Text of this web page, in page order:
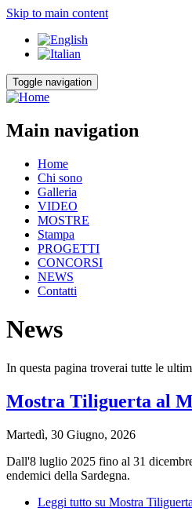
Skip to main content
Toggle navigation
Main navigation
Home
Chi sono
Galleria
VIDEO
MOSTRE
Stampa
PROGETTI
CONCORSI
NEWS
Contatti
News
In questa pagina troverai tutte le
Mostra Tiliguerta al
Martedì, 30 Giugno, 2026
Dall'8 luglio 2025 fino al 31
endemici della Sardegna.
Leggi tutto su Mostra